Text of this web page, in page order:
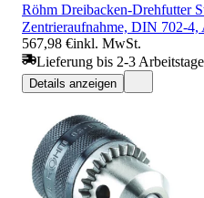
Röhm Dreibacken-Drehfutter
Zentrieraufnahme, DIN 702-
567,98 €inkl. MwSt.
Lieferung bis 2-3 Arbeitstage
Details anzeigen